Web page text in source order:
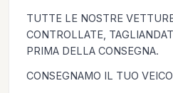
TUTTE LE NOSTRE
CONTROLLATE,
PRIMA DELLA CONSEGNA.
CONSEGNAMO IL TUO